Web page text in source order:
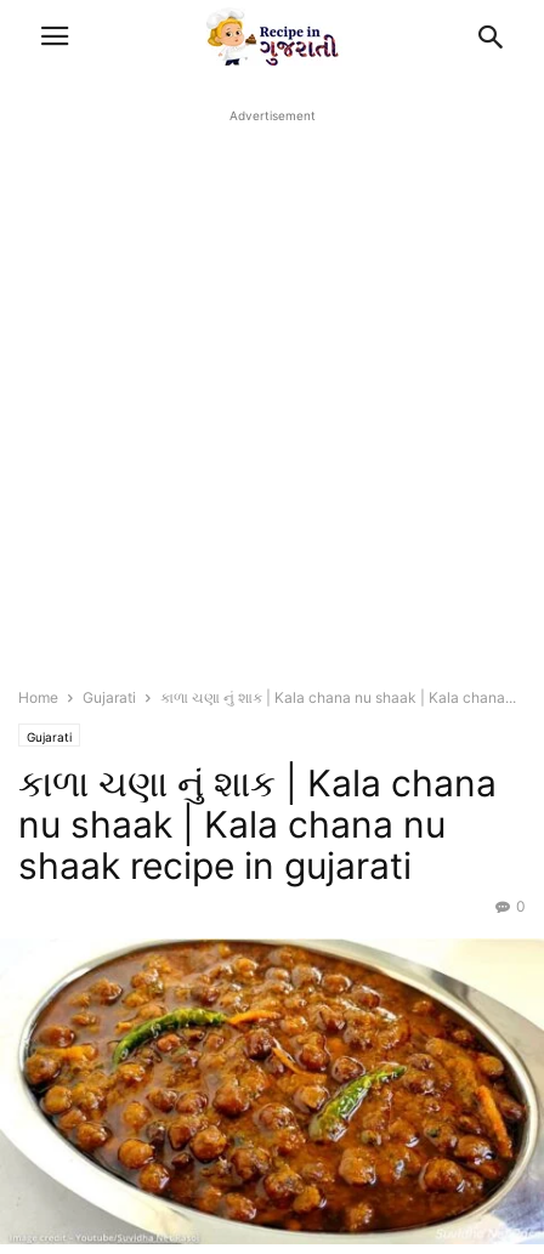
Advertisement
Home Gujarati કાળા ચણા નું શાક | Kala chana nu shaak | Kala chana...
Gujarati
કાળા ચણા નું શાક | Kala chana
nu shaak | Kala chana nu
shaak recipe in gujarati
0